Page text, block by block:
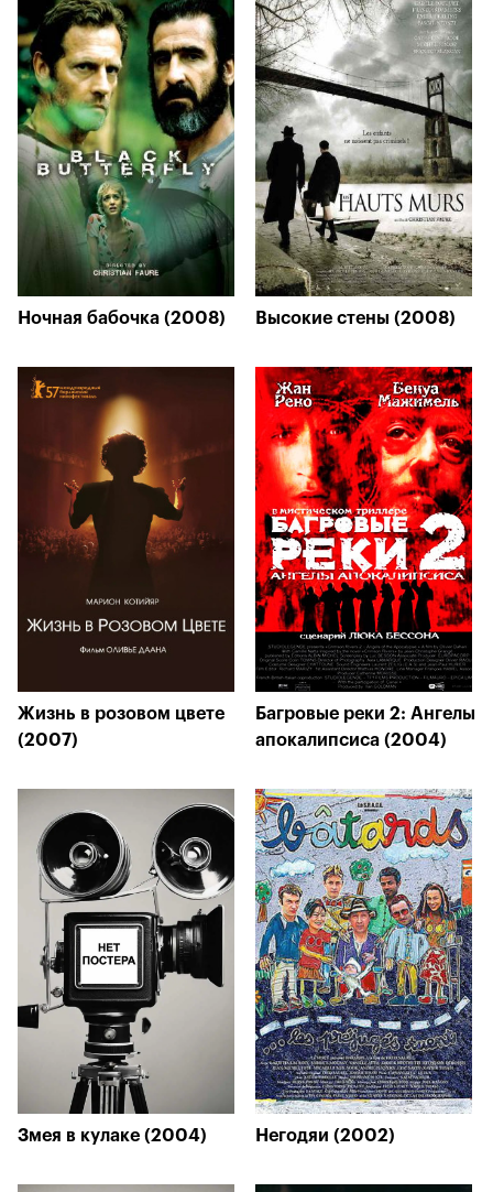
Ночная бабочка (2008) Высокие стены (2008)
Жизнь в розовом цвете
(2007)
Багровые реки 2: Ангелы
апокалипсиса (2004)
Змея в кулаке (2004) Негодяи (2002)